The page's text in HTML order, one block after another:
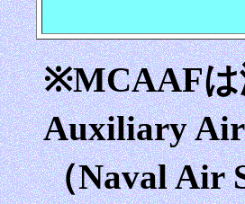
※MCAAFは
Auxiliary
（Naval Air